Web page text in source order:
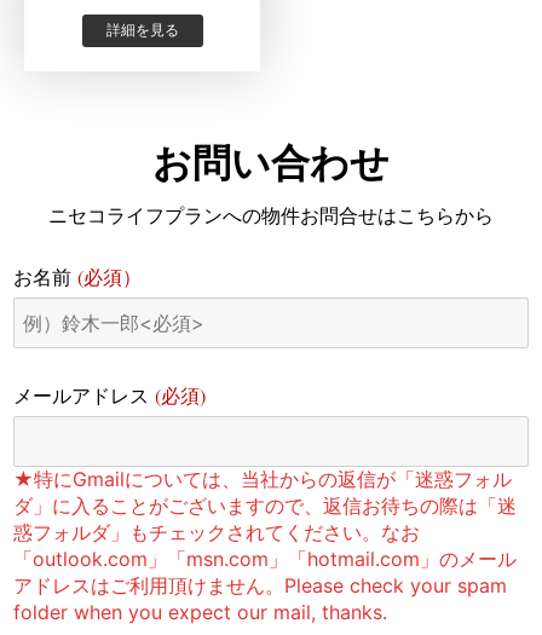
詳細を見る
お問い合わせ
ニセコライフプランへの物件お問合せはこちらから
お名前(必須）
メールアドレス(必須)
★特にGmailについては、当社からの返信が「迷惑フォル
ダ」に入ることがございますので、返信お待ちの際は「迷
惑フォルダ」もチェックされてください。なお
「outlook.com」「msn.com」「hotmail.com」のメール
アドレスはご利用頂けません。Please check your spam
folder when you expect our mail, thanks.